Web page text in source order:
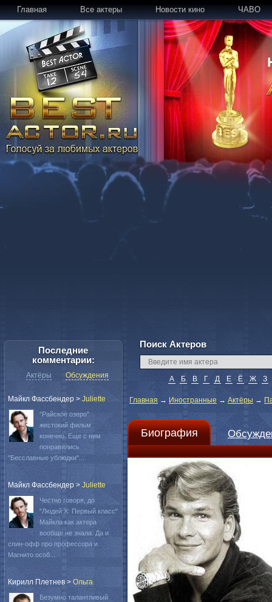
Главная Все актеры Новости кино ЧАВО
Поиск Актеров
А Б В Г Д Е Ё Ж З
Главная → Иностранные → Актёры →
Биография
Последние
комментарии:
Актёры Обсуждения
Майкл Фассбендер > Juliette
"Райское озеро"
жестокий фильм
конечно. Еще с ним
понравились
"Бесславные ублюдки"...
Майкл Фассбендер > Juliette
Честно говоря, до
"Людей Х: Первый класс"
Майкла как актера
вообще не знала. Да и
спин-офф про профессора и
Магнито особ...
Кирилл Плетнев > Oльга
Безумно талантливый